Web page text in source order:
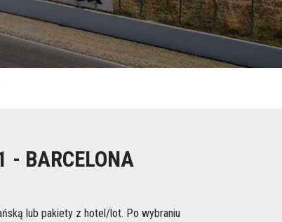
- BARCELONA
lub pakiety z hotel/lot. Po wybraniu